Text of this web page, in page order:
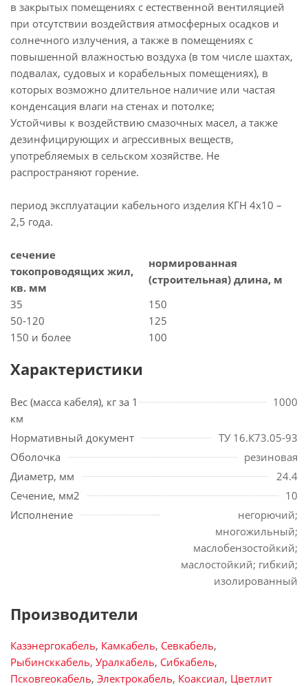
в закрытых помещениях с естественной вентиляцией
при отсутствии воздействия атмосферных осадков и
солнечного излучения, а также в помещениях с
повышенной влажностью воздуха (в том числе шахтах,
подвалах, судовых и корабельных помещениях), в
которых возможно длительное наличие или частая
конденсация влаги на стенах и потолке;
Устойчивы к воздействию смазочных масел, а также
дезинфицирующих и агрессивных веществ,
употребляемых в сельском хозяйстве. Не
распространяют горение.
период эксплуатации кабельного изделия КГН 4х10 –
2,5 года.
сечение
токопроводящих жил,
кв. мм
нормированная
(строительная) длина, м
35
150
50-120
125
150 и более
100
Характеристики
Вес (масса кабеля), кг за 1
км
1000
Нормативный документ
ТУ 16.К73.05-93
Оболочка
резиновая
Диаметр, мм
24.4
Сечение, мм2
10
Исполнение
негорючий;
многожильный;
маслобензостойкий;
маслостойкий; гибкий;
изолированный
Производители
Казэнергокабель, Камкабель, Севкабель,
Рыбинсккабель, Уралкабель, Сибкабель,
Псковгеокабель, Электрокабель, Коаксиал, Цветлит